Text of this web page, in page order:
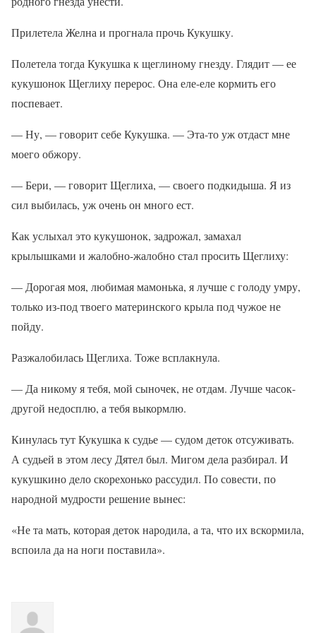
Прилетела Желна и прогнала прочь Кукушку.
Полетела тогда Кукушка к щеглиному гнезду. Глядит — ее
кукушонок Щеглиху перерос. Она еле-еле кормить его
поспевает.
— Ну, — говорит себе Кукушка. — Эта-то уж отдаст мне
моего обжору.
— Бери, — говорит Щеглиха, — своего подкидыша. Я из
сил выбилась, уж очень он много ест.
Как услыхал это кукушонок, задрожал, замахал
крылышками и жалобно-жалобно стал просить Щеглиху:
— Дорогая моя, любимая мамонька, я лучше с голоду умру,
только из-под твоего материнского крыла под чужое не
пойду.
Разжалобилась Щеглиха. Тоже всплакнула.
— Да никому я тебя, мой сыночек, не отдам. Лучше часок-
другой недосплю, а тебя выкормлю.
Кинулась тут Кукушка к судье — судом деток отсуживать.
А судьей в этом лесу Дятел был. Мигом дела разбирал. И
кукушкино дело скорехонько рассудил. По совести, по
народной мудрости решение вынес:
«Не та мать, которая деток народила, а та, что их вскормила,
вспоила да на ноги поставила».